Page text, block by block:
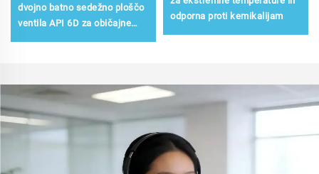
dvojno batno sedežno ploščo
ventila API 6D za običajne
odporna proti kemikalijam